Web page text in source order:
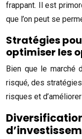
frappant. Il est
que l’on peut se
Stratégies
optimiser les
Bien que le marché
risqué, des
risques et